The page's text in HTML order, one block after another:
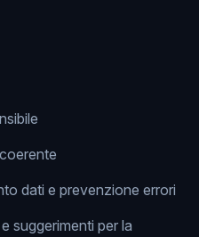
dati e prevenzione errori
suggerimenti per la